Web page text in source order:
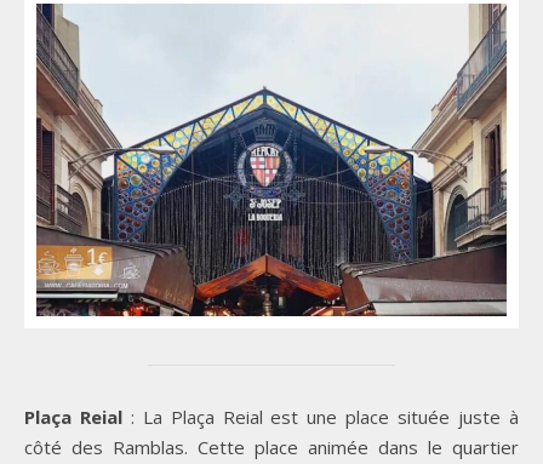
Plaça Reial: La Plaça Reial est une place située juste à
côté des Ramblas. Cette place animée dans le quartier